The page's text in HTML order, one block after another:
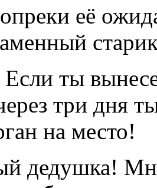
её
ты
три дня
на место!
дедушка!